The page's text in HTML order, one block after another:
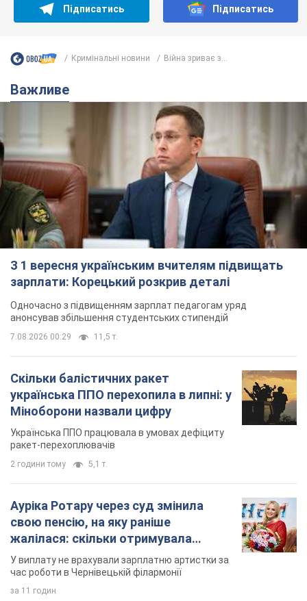
Підписатись Підписатись
Кримінальні новини Війна зриває з...
Важливе
З 1 вересня українським вчителям підвищать
зарплати: Корецький розкрив деталі
Одночасно з підвищенням зарплат педагогам уряд
анонсував збільшення студентських стипендій
7.08.2026 00:29 11,5 т.
Скільки балістичних ракет
українська ППО перехопила в липні: у
Міноборони назвали цифру
Українська ППО працювала в умовах дефіциту
ракет-перехоплювачів
2 години тому 5,1 т.
Ауріка Ротару через суд змінила
свою пенсію, на яку раніше
жалілася: скільки отримувала
співачка
У виплату не врахували зарплатню артистки за
час роботи в Чернівецькій філармонії
за 11 годин